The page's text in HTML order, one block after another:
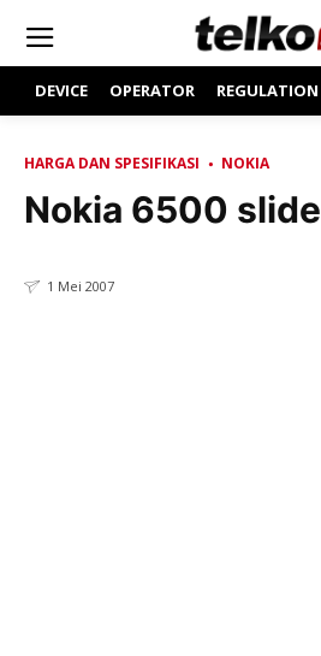
DEVICE OPERATOR REGULATION
HARGA DAN SPESIFIKASI NOKIA
Nokia 6500 slide
1 Mei 2007